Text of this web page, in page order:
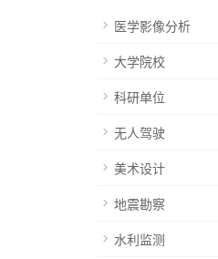
医学影像分析
大学院校
科研单位
无人驾驶
美术设计
地震勘察
水利监测